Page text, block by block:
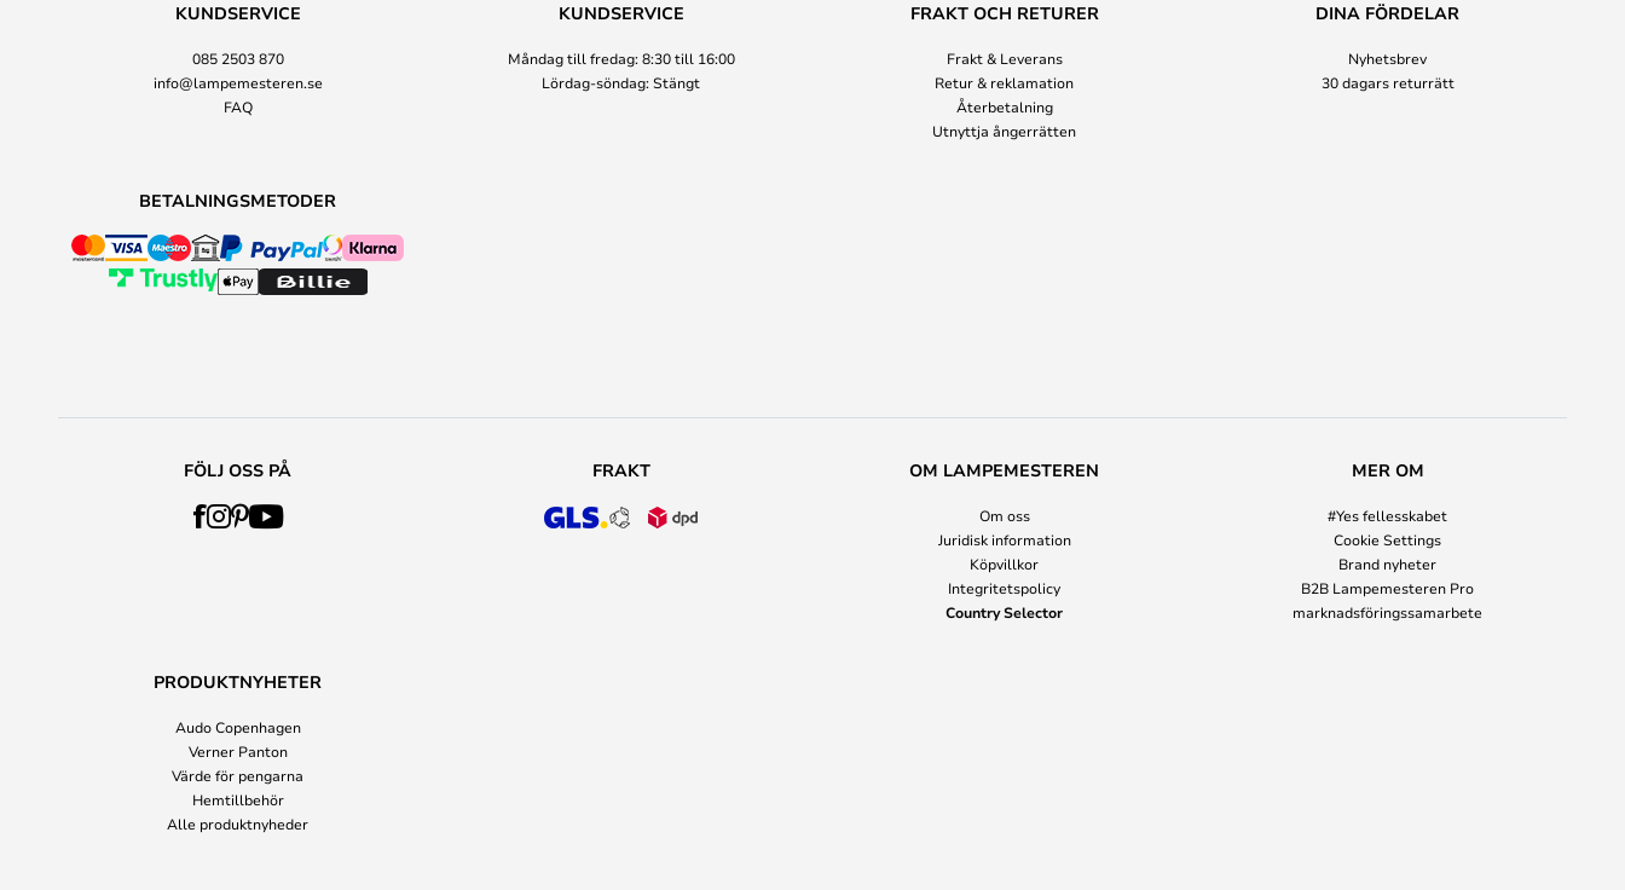
KUNDSERVICE
085 2503 870
info@lampemesteren.se
FAQ
KUNDSERVICE
Måndag till fredag: 8:30 till 16:00
Lördag-söndag: Stängt
FRAKT OCH RETURER
Frakt & Leverans
Retur & reklamation
Återbetalning
Utnyttja ångerrätten
DINA FÖRDELAR
Nyhetsbrev
30 dagars returrätt
BETALNINGSMETODER
FÖLJ OSS PÅ FRAKT OM LAMPEMESTEREN
Om oss
Juridisk information
Köpvillkor
Integritetspolicy
Country Selector
MER OM
#Yes fellesskabet
Cookie Settings
Brand nyheter
B2B Lampemesteren Pro
marknadsföringssamarbete
PRODUKTNYHETER
Audo Copenhagen
Verner Panton
Värde för pengarna
Hemtillbehör
Alle produktnyheder